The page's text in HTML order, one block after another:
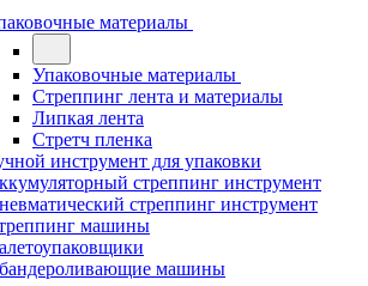
материалы
Упаковочные материалы
Стреппинг лента и материалы
Липкая лента
Стретч пленка
инструмент для упаковки
стреппинг инструмент
стреппинг инструмент
машины
машины